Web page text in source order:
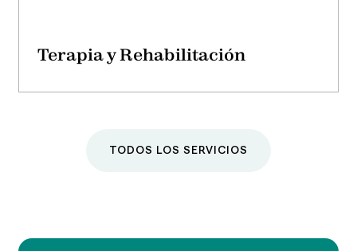
Terapia y Rehabilitación
TODOS LOS SERVICIOS